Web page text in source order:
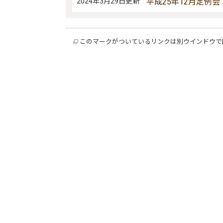
このマークがついているリンクは別ウインドウ